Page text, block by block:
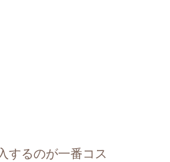
するのが一番コス